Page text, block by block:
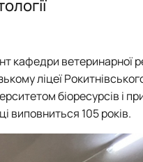
Research centers/groups)
кафедри ветеринарної
ліцеї
біоресурсів і
виповниться 105 років.